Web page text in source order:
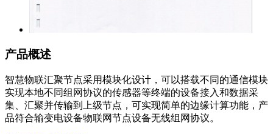
产品概述
智慧物联汇聚节点采用模块化设计，可以搭载不同的通信模块
实现本地不同组网协议的传感器等终端的设备接入和数据采
集、汇聚并传输到上级节点，可实现简单的边缘计算功能，产
品符合输变电设备物联网节点设备无线组网协议。